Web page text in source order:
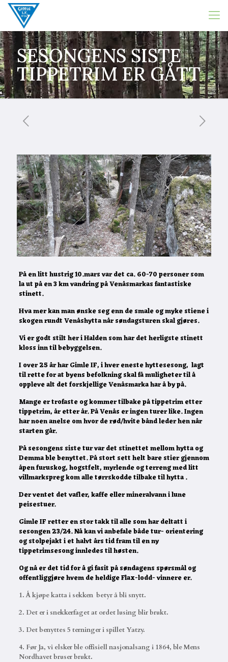
SESONGENS SISTE
TIPPETRIM ER GÅTT
På en litt hustrig 10.mars var det ca. 60-70 personer som
la ut på en 3 km vandring på Venåsmarkas fantastiske
stinett.
Hva mer kan man ønske seg enn de smale og myke stiene i
skogen rundt Venåshytta når søndagsturen skal gjøres.
Vi er godt stilt her i Halden som har det herligste stinett
kloss inn til bebyggelsen.
I over 25 år har Gimle IF, i hver eneste hyttesesong, lagt
til rette for at byens befolkning skal få muligheter til å
oppleve alt det forskjellige Venåsmarka har å by på.
Mange er trofaste og kommer tilbake på tippetrim etter
tippetrim, år etter år. På Venås er ingen turer like. Ingen
har noen anelse om hvor de rød/hvite bånd leder hen når
starten går.
På sesongens siste tur var det stinettet mellom hytta og
Demma ble benyttet. På stort sett helt bare stier gjennom
åpen furuskog, hogstfelt, myrlende og terreng med litt
villmarkspreg kom alle tørrskodde tilbake til hytta .
Der ventet det vafler, kaffe eller mineralvann i lune
peisestuer.
Gimle IF retter en stor takk til alle som har deltatt i
sesongen 23/24. Nå kan vi anbefale både tur- orientering
og stolpejakt i et halvt års tid fram til en ny
tippetrimsesong innledes til høsten.
Og nå er det tid for å gi fasit på søndagens spørsmål og
offentliggjøre hvem de heldige Flax-lodd- vinnere er.
1. Å kjøpe katta i sekken betyr å bli snytt.
2. Det er i snekkerfaget at ordet lusing blir brukt.
3. Det benyttes 5 terninger i spillet Yatzy.
4. Før Ja, vi elsker ble offisiell nasjonalsang i 1864, ble Mens
Nordhavet bruser brukt.